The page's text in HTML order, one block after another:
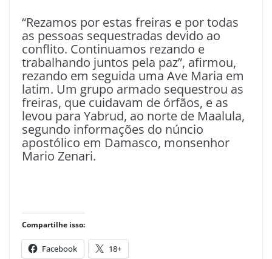
“Rezamos por estas freiras e por todas
as pessoas sequestradas devido ao
conflito. Continuamos rezando e
trabalhando juntos pela paz”, afirmou,
rezando em seguida uma Ave Maria em
latim. Um grupo armado sequestrou as
freiras, que cuidavam de órfãos, e as
levou para Yabrud, ao norte de Maalula,
segundo informações do núncio
apostólico em Damasco, monsenhor
Mario Zenari.
Compartilhe isso:
Facebook 18+